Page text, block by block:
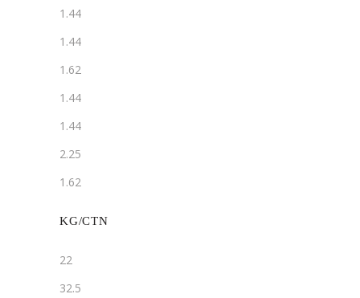
1.44
1.44
1.62
1.44
1.44
2.25
1.62
KG/CTN
22
32.5